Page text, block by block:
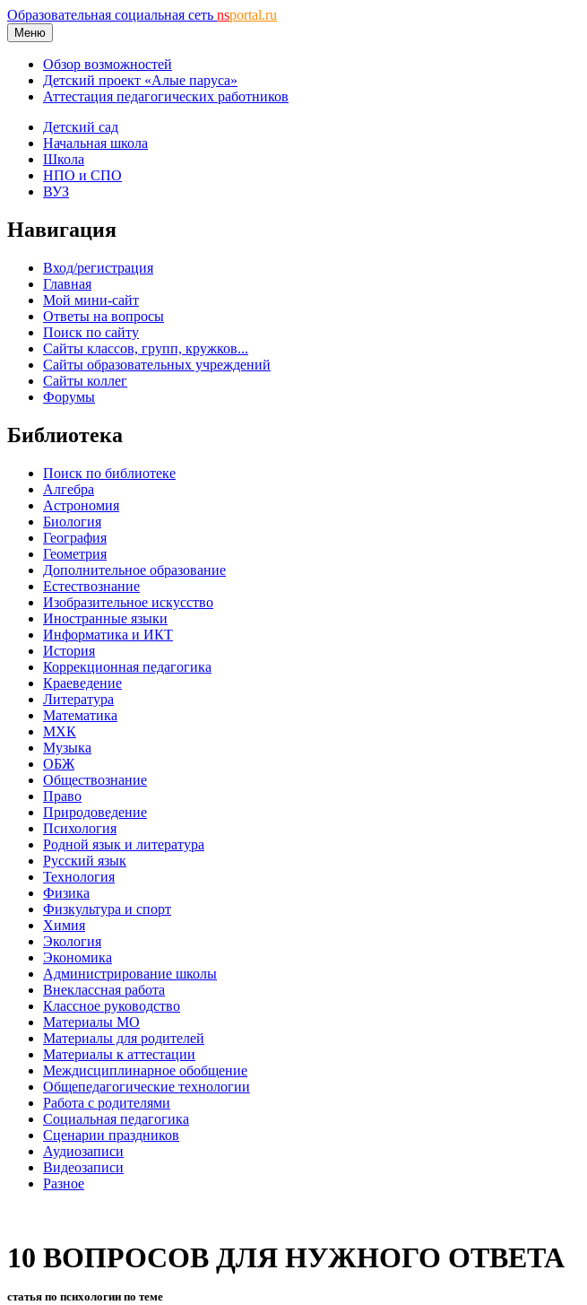
Образовательная социальная сеть nsportal.ru
Меню
Обзор возможностей
Детский проект «Алые паруса»
Аттестация педагогических работников
Детский сад
Начальная школа
Школа
НПО и СПО
ВУЗ
Навигация
Вход/регистрация
Главная
Мой мини-сайт
Ответы на вопросы
Поиск по сайту
Сайты классов, групп, кружков...
Сайты образовательных учреждений
Сайты коллег
Форумы
Библиотека
Поиск по библиотеке
Алгебра
Астрономия
Биология
География
Геометрия
Дополнительное образование
Естествознание
Изобразительное искусство
Иностранные языки
Информатика и ИКТ
История
Коррекционная педагогика
Краеведение
Литература
Математика
МХК
Музыка
ОБЖ
Обществознание
Право
Природоведение
Психология
Родной язык и литература
Русский язык
Технология
Физика
Физкультура и спорт
Химия
Экология
Экономика
Администрирование школы
Внеклассная работа
Классное руководство
Материалы МО
Материалы для родителей
Материалы к аттестации
Междисциплинарное обобщение
Общепедагогические технологии
Работа с родителями
Социальная педагогика
Сценарии праздников
Аудиозаписи
Видеозаписи
Разное
10 ВОПРОСОВ ДЛЯ НУЖНОГО ОТВЕТА
статья по психологии по теме